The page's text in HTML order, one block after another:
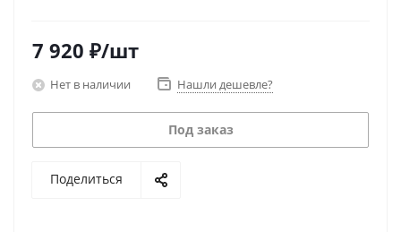
7 920 ₽/шт
Нет в наличии Нашли дешевле?
Под заказ
Поделиться